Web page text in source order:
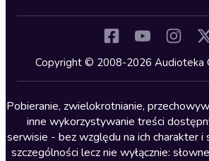
Kryminały
Lektury szkolne
Literatura anglojęzyczna
Literatura faktu
Literatura obyczajowa
Copyright © 2008-2026 Audioteka
Pobieranie, zwielokrotnianie,
inne wykorzystywanie treści
serwisie - bez względu na ich charakter
szczególności lecz nie wyłącznie: